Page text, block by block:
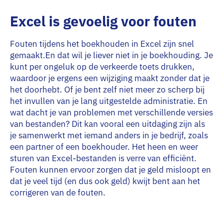
Excel is gevoelig voor fouten
Fouten tijdens het boekhouden in Excel zijn snel
gemaakt.En dat wil je liever niet in je boekhouding. Je
kunt per ongeluk op de verkeerde toets drukken,
waardoor je ergens een wijziging maakt zonder dat je
het doorhebt. Of je bent zelf niet meer zo scherp bij
het invullen van je lang uitgestelde administratie. En
wat dacht je van problemen met verschillende versies
van bestanden? Dit kan vooral een uitdaging zijn als
je samenwerkt met iemand anders in je bedrijf, zoals
een partner of een boekhouder. Het heen en weer
sturen van Excel-bestanden is verre van efficiënt.
Fouten kunnen ervoor zorgen dat je geld misloopt en
dat je veel tijd (en dus ook geld) kwijt bent aan het
corrigeren van de fouten.